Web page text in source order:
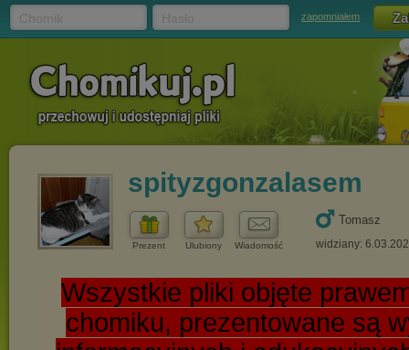
zapomniałem
spityzgonzalasem
Prezent Ulubiony Wiadomość
Tomasz
widziany: